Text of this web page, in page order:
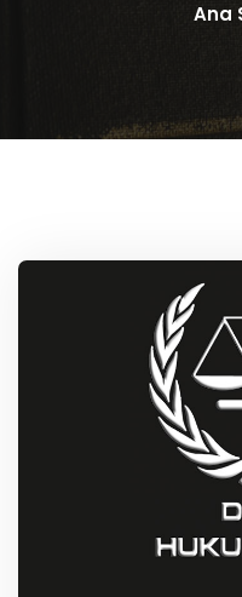
Ana